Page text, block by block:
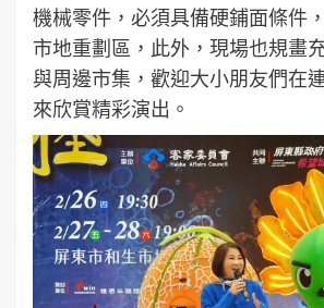
機械零件，必須具備硬鋪面條件
市地重劃區，此外，現場也規畫
與周邊市集，歡迎大小朋友們在
來欣賞精彩演出。